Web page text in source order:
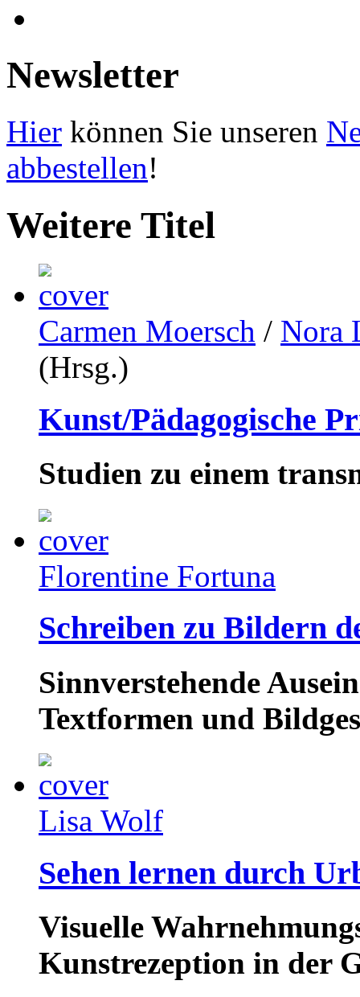
Newsletter
Hier können Sie unseren
abbestellen!
Weitere Titel
Carmen Moersch / Nora
(Hrsg.)
Kunst/Pädagogische
Studien zu einem
Florentine Fortuna
Schreiben zu Bildern
Sinnverstehende
Textformen und
Lisa Wolf
Sehen lernen durch
Visuelle
Kunstrezeption in der